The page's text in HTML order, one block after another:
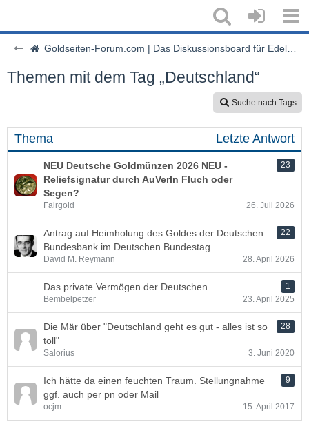
Goldseiten-Forum.com | Das Diskussionsboard für Edelmetalle & Rohstoffe
Themen mit dem Tag „Deutschland“
Suche nach Tags
Thema Letzte Antwort
NEU Deutsche Goldmünzen 2026 NEU -
Reliefsignatur durch AuVerIn Fluch oder
Segen?
23
Fairgold 26. Juli 2026
Antrag auf Heimholung des Goldes der Deutschen
Bundesbank im Deutschen Bundestag
22
David M. Reymann 28. April 2026
Das private Vermögen der Deutschen
1
Bembelpetzer
23. April 2025
Die Mär über "Deutschland geht es gut - alles ist so
toll"
28
Salorius 3. Juni 2020
Ich hätte da einen feuchten Traum. Stellungnahme
ggf. auch per pn oder Mail
9
ocjm 15. April 2017